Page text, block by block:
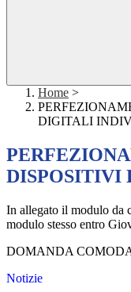
Home >
DIGITALI
In allegato il modulo da
modulo stesso entro
DOMANDA
Notizie